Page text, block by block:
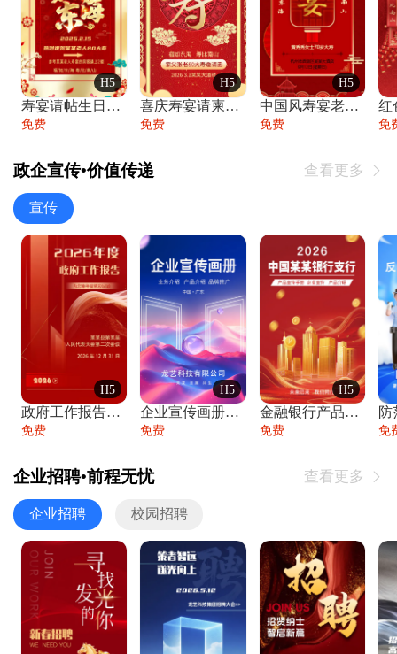
H5
寿宴请帖生日宴邀请函老人寿星生日快乐祝寿
免费
H5
喜庆寿宴请柬老人生日宴会邀请函请柬过大寿
免费
H5
中国风寿宴老人生日宴会邀请函寿宴请帖请柬
免费 免
政企宣传•价值传递 查看更多 
宣传
H5
政府工作报告政府年终工作总结
免费
H5
企业宣传画册公司简介产品介绍业务宣传手册
免费
H5
金融银行产品宣传手册企业宣传产品介绍
免费
防
免
企业招聘•前程无忧 查看更多 
企业招聘 校园招聘